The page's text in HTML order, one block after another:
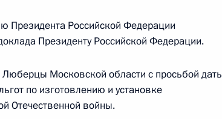
Мордовия, проведённого по поручению
заместителем Руководителя
Федерации Алексеем Громовым
Президента Российской Федерации
Президенту Российской Федерации.
Московской области с просьбой дать
по изготовлению и установке
Отечественной войны.